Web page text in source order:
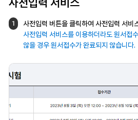
1 사전입력 버튼을 클릭하여 사전입력 서비
사전입력 서비스를 이용하더라도 원서접
않을 경우원서접수가 완료되지 않습니다.